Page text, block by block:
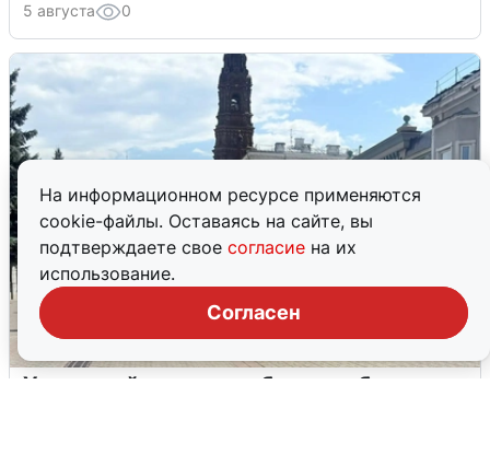
На информационном ресурсе применяются
cookie-файлы. Оставаясь на сайте, вы
подтверждаете свое согласие на их
использование.
Согласен
5 августа 0
У соседей пожар и сбои: что было при